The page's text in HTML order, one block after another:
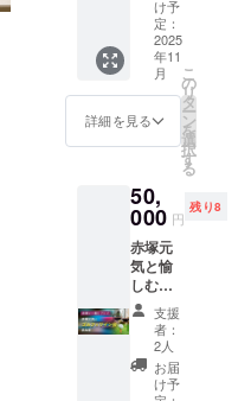
当日の
流れ
（予
定） •
オープ
挨拶 &
乾杯
藤澤向
希） •
談食タ
イム：
エイト
マン代
表が手
がける
料理と
ワイン
で乾杯 •
パー
ファイ
ブ）2周
年記念
祭！
（クラ
ファン
先着５
０名様
限定！
※参加者
特典と
して%5
特別体
験チ
ケット
付き！
2025年
LL／3L
ラー：
ホワイ
シャツ
サイ
ズ：S／
カ
ラー：
ホワイ
ト 上記
からお
選びく
ださ
い。
％5（
パー
ファイ
定記念
グッズ
（ポロ
シャツ
or T
シャ
ツ）×1
ポロ
サイ
ズ：S／
M／L／
LL／3L
カ
ラー：
ホワイ
シャツ
サイ
ズ：S／
け予
定：
2025
年11
月
詳細を見る
こ
の
リ
タ
ー
ン
を
選
択
す
る
50,
000 円
残り8
赤塚元
気と愉
しむ、
特別な
夜「ゴ
ルフ×ワ
イン
会」参
支援
者：
2人
お届
け予